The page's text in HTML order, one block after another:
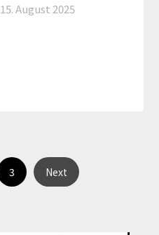
15. August 2025
3 Next